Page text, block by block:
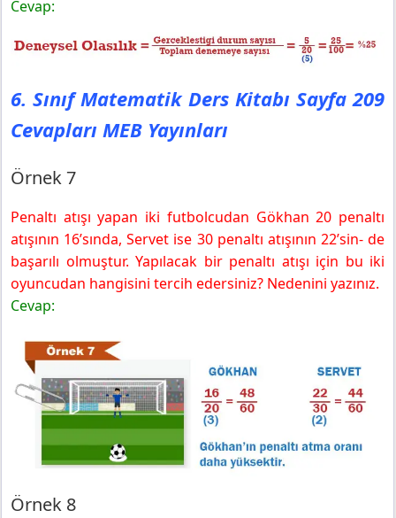
Cevap:
6. Sınıf Matematik Ders Kitabı Sayfa 209
Cevapları MEB Yayınları
Örnek 7
Penaltı atışı yapan iki futbolcudan Gökhan 20 penaltı
atışının 16’sında, Servet ise 30 penaltı atışının 22’sin- de
başarılı olmuştur. Yapılacak bir penaltı atışı için bu iki
oyuncudan hangisini tercih edersiniz? Nedenini yazınız.
Cevap:
Örnek 8